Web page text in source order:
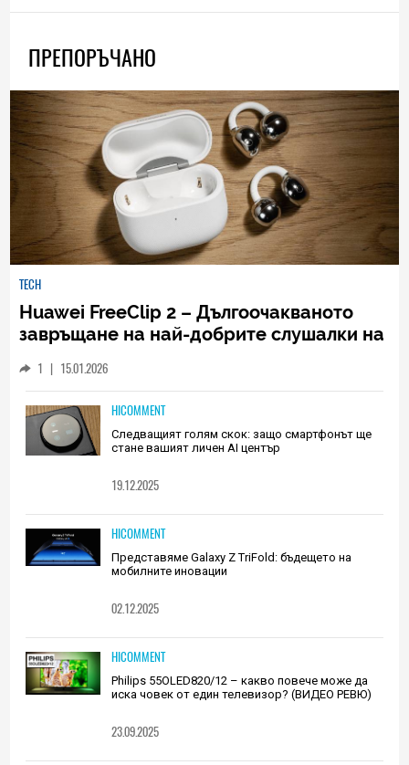
ПРЕПОРЪЧАНО
TECH
Huawei FreeClip 2 – Дългоочакваното
завръщане на най-добрите слушалки на
1 | 15.01.2026
HICOMMENT
Следващият голям скок: защо смартфонът ще
стане вашият личен AI център
19.12.2025
HICOMMENT
Представяме Galaxy Z TriFold: бъдещето на
мобилните иновации
02.12.2025
HICOMMENT
Philips 55OLED820/12 – какво повече може да
иска човек от един телевизор? (ВИДЕО РЕВЮ)
23.09.2025